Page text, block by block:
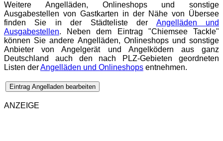
Weitere Angelläden, Onlineshops und sonstige
Ausgabestellen von Gastkarten in der Nähe von Übersee
finden Sie in der Städteliste der Angelläden und
Ausgabestellen. Neben dem Eintrag "Chiemsee Tackle"
können Sie andere Angelläden, Onlineshops und sonstige
Anbieter von Angelgerät und Angelködern aus ganz
Deutschland auch den nach PLZ-Gebieten geordneten
Listen derAngelläden und Onlineshops entnehmen.
Eintrag Angelladen bearbeiten
ANZEIGE